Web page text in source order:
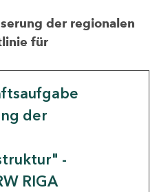
der regionalen
für
der
-
RIGA